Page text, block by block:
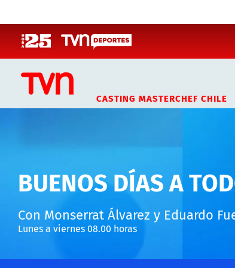
CASTING MASTERCHEF CHILE
BUENOS DÍAS A
Con Monserrat Álvarez y Eduardo
Lunes a viernes 08.00 horas